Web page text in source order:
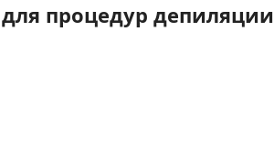
процедур депиляции